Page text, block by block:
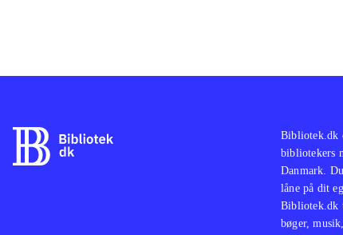
Bibliotek.dk
bibliotekers
Danmark.
låne på dit
Bibliotek.dk
bøger,